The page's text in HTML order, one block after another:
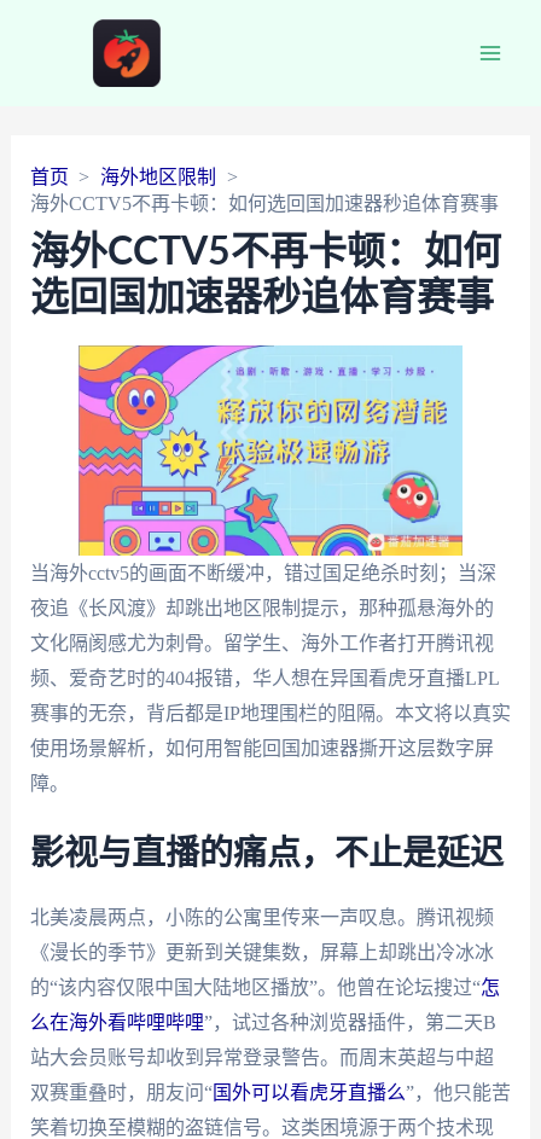
首页
海外地区限制
海外CCTV5不再卡顿：如何选回国加速器秒追体育赛事
海外CCTV5不再卡顿：如何
选回国加速器秒追体育赛事
当海外cctv5的画面不断缓冲，错过国足绝杀时刻；当深
夜追《长风渡》却跳出地区限制提示，那种孤悬海外的
文化隔阂感尤为刺骨。留学生、海外工作者打开腾讯视
频、爱奇艺时的404报错，华人想在异国看虎牙直播LPL
赛事的无奈，背后都是IP地理围栏的阻隔。本文将以真实
使用场景解析，如何用智能回国加速器撕开这层数字屏
障。
影视与直播的痛点，不止是延迟
北美凌晨两点，小陈的公寓里传来一声叹息。腾讯视频
《漫长的季节》更新到关键集数，屏幕上却跳出冷冰冰
的“该内容仅限中国大陆地区播放”。他曾在论坛搜过“怎
么在海外看哔哩哔哩”，试过各种浏览器插件，第二天B
站大会员账号却收到异常登录警告。而周末英超与中超
双赛重叠时，朋友问“国外可以看虎牙直播么”，他只能苦
笑着切换至模糊的盗链信号。这类困境源于两个技术现